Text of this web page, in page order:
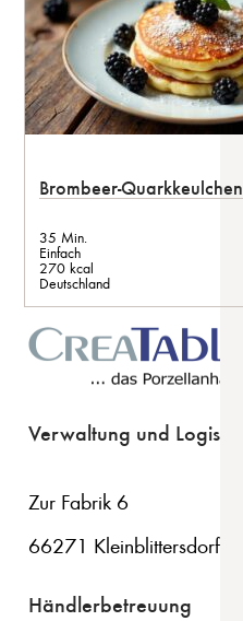
Brombeer-Quarkkeulchen
35 Min.
Einfach
270 kcal
Deutschland
Verwaltung und Logistik
Zur Fabrik 6
66271 Kleinblittersdorf
Händlerbetreuung